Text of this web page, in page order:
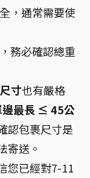
，通常需要使
務必確認總重
尺寸也有嚴格
最長 ≤ 45公
認包裹尺寸是
寄送。
您已經對7-11